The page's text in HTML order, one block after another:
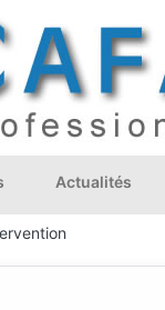
Actualités